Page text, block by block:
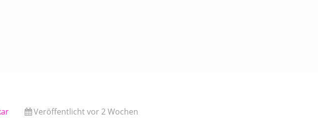
Veröffentlicht vor 2 Wochen